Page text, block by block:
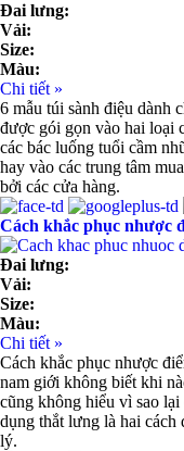
Đai lưng:
Vải:
Size:
Màu:
Chi tiết »
6 mẫu túi sành điệu dành
được gói gọn vào hai loại
các bác luống tuổi cầm
hay vào các trung tâm
bởi các cửa hàng.
Cách khắc phục nhược
Đai lưng:
Vải:
Size:
Màu:
Chi tiết »
Cách khắc phục nhược
nam giới không biết khi
cũng không hiểu vì sao
dụng thắt lưng là hai cách
lý.